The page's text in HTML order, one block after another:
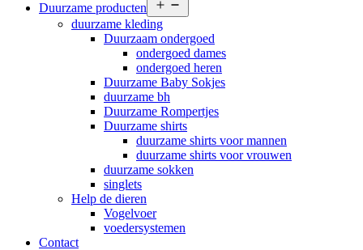
Duurzame producten
menu
duurzame kleding
Duurzaam ondergoed
ondergoed dames
ondergoed heren
Duurzame Baby Sokjes
duurzame bh
Duurzame Rompertjes
Duurzame shirts
duurzame shirts voor mannen
duurzame shirts voor vrouwen
duurzame sokken
singlets
Help de dieren
Vogelvoer
voedersystemen
Contact